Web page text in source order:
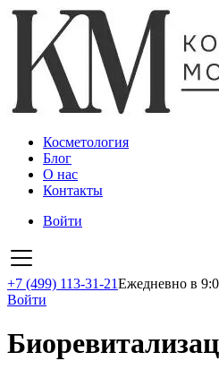
Косметология
Блог
О нас
Контакты
Войти
+7 (499) 113-31-21Ежедневно в
Войти